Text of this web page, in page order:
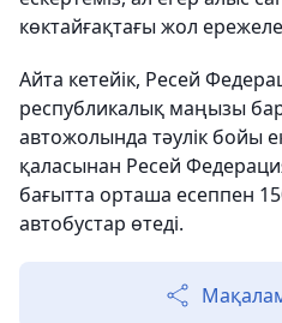
көктайғақтағы жол
Айта кетейік, Ресей
республикалық маңызы
автожолында тәулік бойы
қаласынан Ресей
бағытта орташа есеппен
автобустар өтеді.